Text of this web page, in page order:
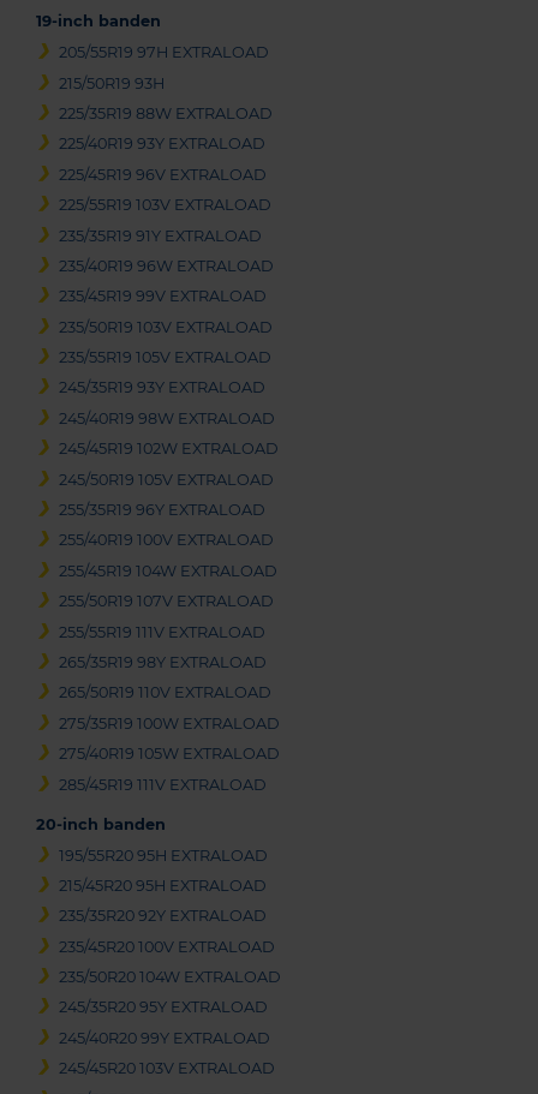
19-inch banden
205/55R19 97H EXTRALOAD
215/50R19 93H
225/35R19 88W EXTRALOAD
225/40R19 93Y EXTRALOAD
225/45R19 96V EXTRALOAD
225/55R19 103V EXTRALOAD
235/35R19 91Y EXTRALOAD
235/40R19 96W EXTRALOAD
235/45R19 99V EXTRALOAD
235/50R19 103V EXTRALOAD
235/55R19 105V EXTRALOAD
245/35R19 93Y EXTRALOAD
245/40R19 98W EXTRALOAD
245/45R19 102W EXTRALOAD
245/50R19 105V EXTRALOAD
255/35R19 96Y EXTRALOAD
255/40R19 100V EXTRALOAD
255/45R19 104W EXTRALOAD
255/50R19 107V EXTRALOAD
255/55R19 111V EXTRALOAD
265/35R19 98Y EXTRALOAD
265/50R19 110V EXTRALOAD
275/35R19 100W EXTRALOAD
275/40R19 105W EXTRALOAD
285/45R19 111V EXTRALOAD
20-inch banden
195/55R20 95H EXTRALOAD
215/45R20 95H EXTRALOAD
235/35R20 92Y EXTRALOAD
235/45R20 100V EXTRALOAD
235/50R20 104W EXTRALOAD
245/35R20 95Y EXTRALOAD
245/40R20 99Y EXTRALOAD
245/45R20 103V EXTRALOAD